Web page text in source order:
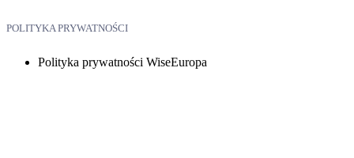
POLITYKA PRYWATNOŚCI
Polityka prywatności WiseEuropa